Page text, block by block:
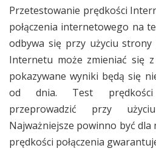
Przetestowanie prędkości
połączenia internetowego na
odbywa się przy użyciu strony
Internetu może zmieniać się
pokazywane wyniki będą się
od dnia. Test prędkości
przeprowadzić przy
Najważniejsze powinno być dla
prędkości połączenia